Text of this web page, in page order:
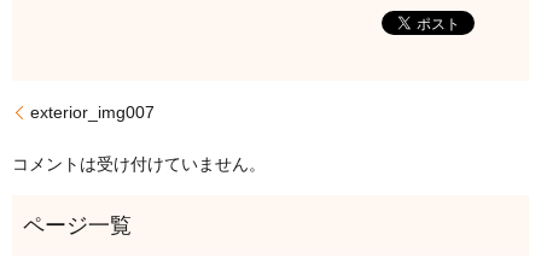
exterior_img007
コメントは受け付けていません。